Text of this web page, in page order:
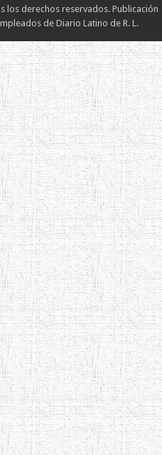
derechos reservados. Publicación
de Diario Latino de R. L.